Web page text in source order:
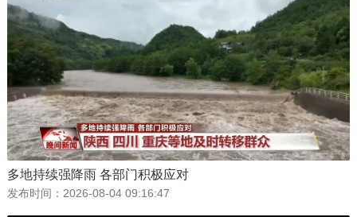
多地持续强降雨 各部门积极应对
发布时间： 2026-08-04 09:16:47